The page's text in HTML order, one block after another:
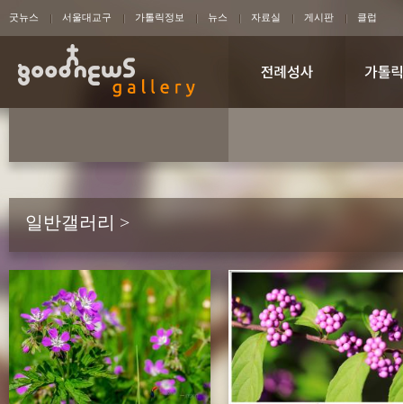
굿뉴스 서울대교구 가톨릭정보 뉴스 자료실 게시판 클럽
일반갤러리 >